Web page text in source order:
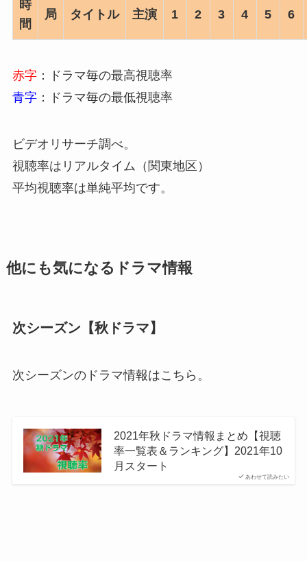
時
間
局 タイトル 主演 1 2 3 4 5 6
赤字：ドラマ毎の最高視聴率
青字：ドラマ毎の最低視聴率
ビデオリサーチ調べ。
視聴率はリアルタイム（関東地区）
平均視聴率は単純平均です。
他にも気になるドラマ情報
次シーズン【秋ドラマ】
次シーズンのドラマ情報はこちら。
あわせて読みたい
2021年秋ドラマ情報まとめ【視聴
率一覧表＆ランキング】2021年10
月スタート